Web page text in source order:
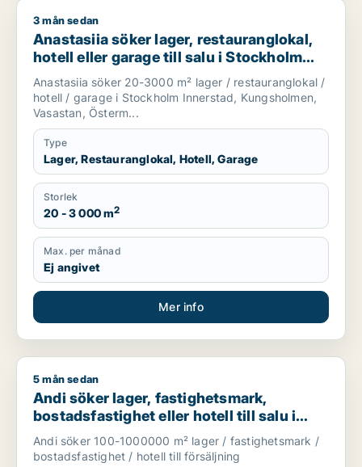
Anastasiia söker lager, restauranglokal, hotell eller garage
3 mån sedan
Anastasiia söker lager, restauranglokal,
hotell eller garage till salu i Stockholm
Innerstad, Kungsholmen eller Vasastan
m.fl.
Anastasiia söker 20-3000 m² lager / restauranglokal /
hotell / garage i Stockholm Innerstad, Kungsholmen,
Vasastan, Österm...
Type
Lager, Restauranglokal, Hotell, Garage
Storlek
20 - 3 000 m2
Max. per månad
Ej angivet
Mer info
Andi söker lager, fastighetsmark, bostadsfastighet eller
5 mån sedan
Andi söker lager, fastighetsmark,
bostadsfastighet eller hotell till salu i
Stockholms län
Andi söker 100-1000000 m² lager / fastighetsmark /
bostadsfastighet / hotell till försäljning